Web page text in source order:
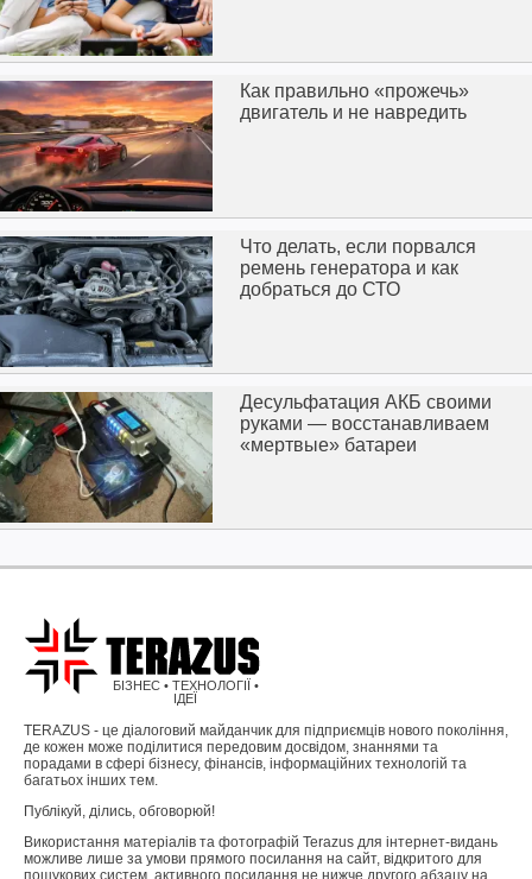
Как правильно «прожечь»
двигатель и не навредить
Что делать, если порвался
ремень генератора и как
добраться до СТО
Десульфатация АКБ своими
руками — восстанавливаем
«мертвые» батареи
БІЗНЕС • ТЕХНОЛОГІЇ •
ІДЕЇ
TERAZUS - це діалоговий майданчик для підприємців нового покоління,
де кожен може поділитися передовим досвідом, знаннями та
порадами в сфері бізнесу, фінансів, інформаційних технологій та
багатьох інших тем.
Публікуй, ділись, обговорюй!
Використання матеріалів та фотографій Terazus для інтернет-видань
можливе лише за умови прямого посилання на сайт, відкритого для
пошукових систем, активного посилання не нижче другого абзацу на